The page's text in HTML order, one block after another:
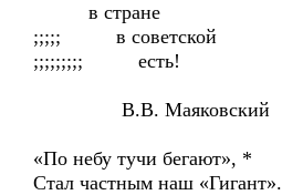
в стране
;;;;; в советской
;;;;;;;;; есть!
В.В. Маяковский
«По небу тучи бегают», *
Стал частным наш «Гигант».